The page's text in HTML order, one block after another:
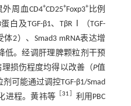
周血CD4+CD25+Foxp3+比例
白及TGF-β1、TβRⅠ（TGF-
2）、Smad3 mRNA表达增
低。经调肝理脾颗粒剂干预
损伤程度均得以改善（P值
可能通过调控TGF-β1/Smad
进程。黄祎等 ［31］ 利用PBC